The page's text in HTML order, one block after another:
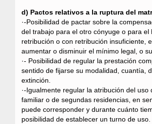
d) Pactos relativos a la ruptura del
·-Posibilidad de pactar sobre la
del trabajo para el otro cónyuge o para el
retribución o con retribución insuficiente,
aumentar o disminuir el mínimo legal, o
·- Posibilidad de regular la prestación
sentido de fijarse su modalidad, cuantía,
extinción.
·-Igualmente regular la atribución del uso
familiar o de segundas residencias, en
puede corresponder y durante cuánto
posibilidad de establecer un turno de uso.